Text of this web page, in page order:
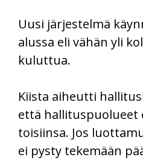
Uusi järjestelmä
alussa eli vähän yli
kuluttua.
Kiista aiheutti
että hallituspuolueet
toisiinsa. Jos
ei pysty tekemään